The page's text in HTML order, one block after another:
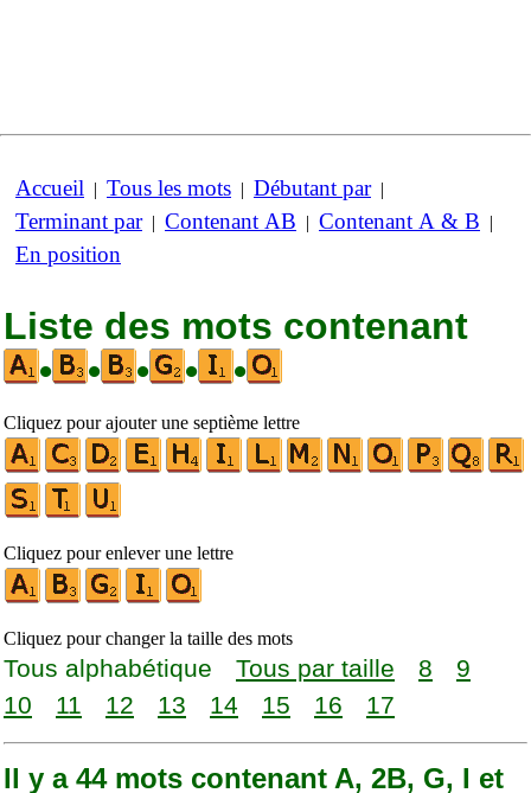
Accueil | Tous les mots | Débutant par|
Terminant par| Contenant AB | Contenant A & B |
En position
Liste des mots contenant
•
• • • •
Cliquez pour ajouter une septième lettre
Cliquez pour enlever une lettre
Cliquez pour changer la taille des mots
Tous alphabétique Tous par taille 8
9
10
11 12 13 14 15 16 17
Il y a 44 mots contenant A, 2B, G, I et